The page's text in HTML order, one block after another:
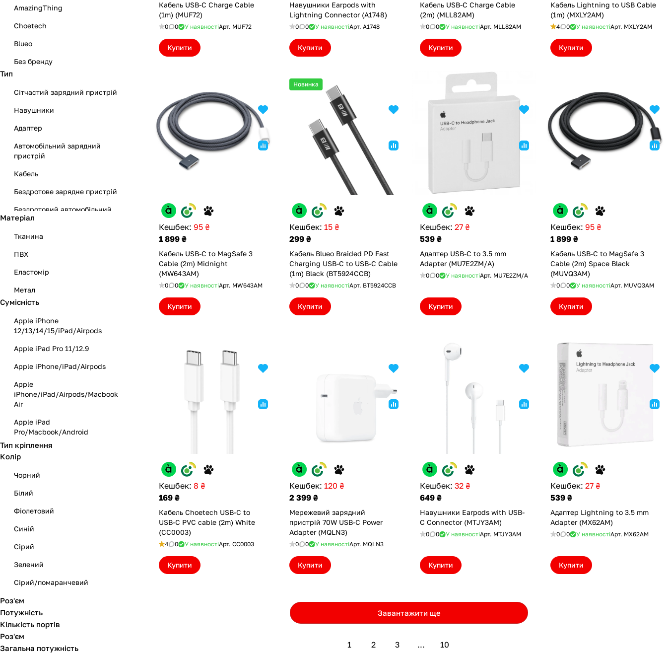
Кабель USB-C Charge Cable
(1m) (MUF72)
0 0 У наявностіАрт. MUF72
Купити
Навушники Earpods with
Lightning Connector (A1748)
0 0 У наявностіАрт. A1748
Купити
Кабель USB-C Charge Cable
(2m) (MLL82AM)
0 0 У наявностіАрт. MLL82AM
Купити
Кабель Lightning to USB Cable
(1m) (MXLY2AM)
4 0 У наявностіАрт. MXLY2AM
Купити
Кешбек: 95 ₴
1 899 ₴
Кабель USB-C to MagSafe 3
Cable (2m) Midnight
(MW643AM)
0 0 У наявностіАрт. MW643AM
Купити
Новинка
Кешбек: 15 ₴
299 ₴
Кабель Blueo Braided PD Fast
Charging USB-C to USB-C Cable
(1m) Black (BT5924CCB)
0 0 У наявностіАрт. BT5924CCB
Купити
Кешбек: 27 ₴
539 ₴
Адаптер USB-C to 3.5 mm
Adapter (MU7E2ZM/A)
0 0 У наявностіАрт. MU7E2ZM/A
Купити
Кешбек: 95 ₴
1 899 ₴
Кабель USB-C to MagSafe 3
Cable (2m) Space Black
(MUVQ3AM)
0 0 У наявностіАрт. MUVQ3AM
Купити
Кешбек: 8 ₴
169 ₴
Кабель Choetech USB-C to
USB-C PVC cable (2m) White
(CC0003)
4 0 У наявностіАрт. CC0003
Купити
Кешбек: 120 ₴
2 399 ₴
Мережевий зарядний
пристрій 70W USB-C Power
Adapter (MQLN3)
0 0 У наявностіАрт. MQLN3
Купити
Кешбек: 32 ₴
649 ₴
Навушники Earpods with USB-
C Connector (MTJY3AM)
0 0 У наявностіАрт. MTJY3AM
Купити
Кешбек: 27 ₴
539 ₴
Адаптер Lightning to 3.5 mm
Adapter (MX62AM)
0 0 У наявностіАрт. MX62AM
Купити
Завантажити ще
1 2 3 ... 10
AmazingThing
Choetech
Blueo
Без бренду
Тип
Сітчастий зарядний пристрій
Навушники
Адаптер
Автомобільний зарядний
пристрій
Кабель
Бездротове зарядне пристрій
Бездротовий автомобільний
зарядний пристрій
Додаткова зовнішня батарея
Підставка
Матеріал
Тканина
ПВХ
Еластомір
Метал
Сумісність
Apple iPhone
12/13/14/15/iPad/Airpods
Apple iPad Pro 11/12.9
Apple iPhone/iPad/Airpods
Apple
iPhone/iPad/Airpods/Macbook
Air
Apple iPad
Pro/Macbook/Android
Apple iPhone//Airpods/Apple
Watch/Pencil 1
Apple iPhone//Airpods/Apple
Тип кріплення
Колір
Чорний
Білий
Фіолетовий
Синій
Сірий
Зелений
Сірий/помаранчевий
Рожевий
Блакитний
Роз'єм
Потужність
Кількість портів
Роз'єм
Загальна потужність